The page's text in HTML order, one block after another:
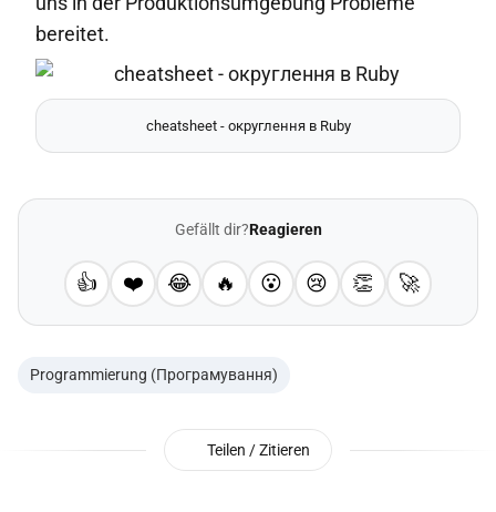
bereitet.
cheatsheet - округлення в Ruby
Gefällt dir?Reagieren
👍 ❤️ 😂 🔥 😮 😢 👏 🚀
Programmierung (Програмування)
Teilen / Zitieren